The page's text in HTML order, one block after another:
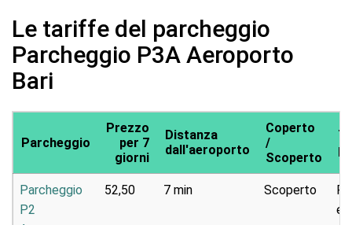
Le tariffe del parcheggio
Parcheggio P3A Aeroporto
Bari
Parcheggio
Prezzo
per 7
giorni
Distanza
dall'aeroporto
Coperto
/
Scoperto
Parcheggio
P2
52,50 7 min Scoperto
e